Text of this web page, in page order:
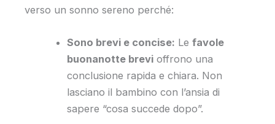
verso un sonno sereno perché:
Sono brevi e concise: Lefavole
buonanotte brevi offrono una
conclusione rapida e chiara. Non
lasciano il bambino con l’ansia di
sapere “cosa succede dopo”.